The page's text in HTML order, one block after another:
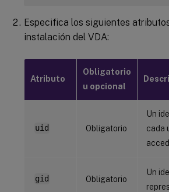
Especifica los siguientes
instalación del VDA:
Atributo
Obligatorio
u opcional
uid Obligatorio
Un
cada
gid Obligatorio
Un